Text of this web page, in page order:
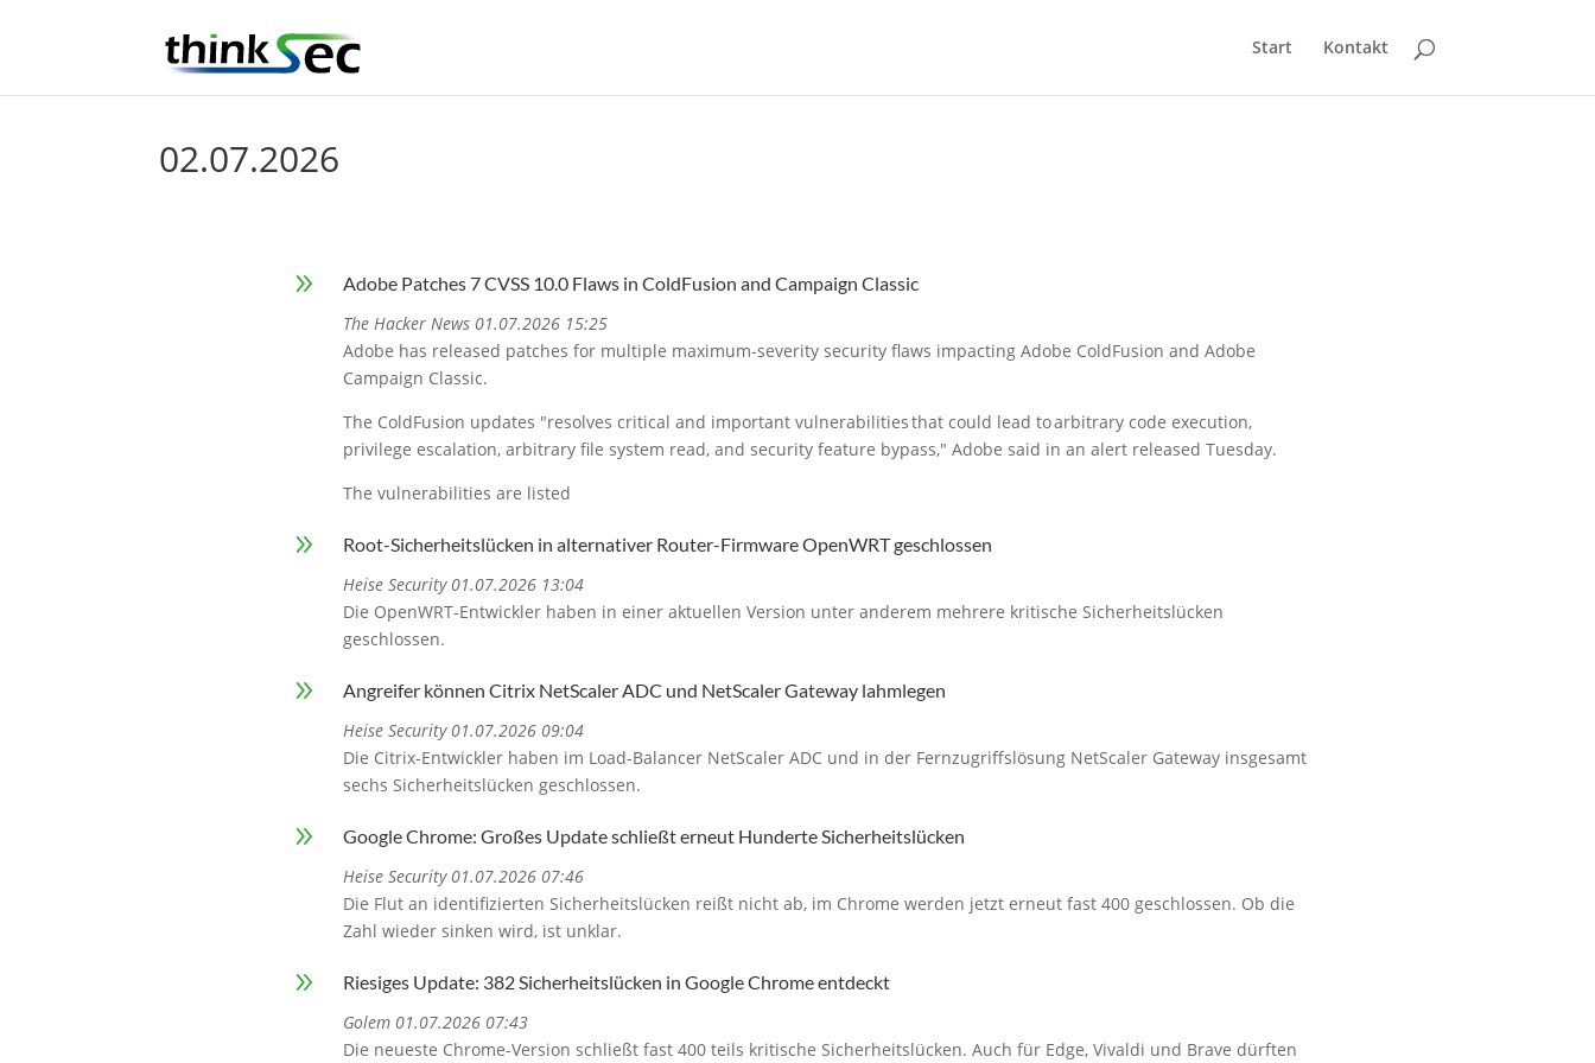
Start Kontakt
02.07.2026
9
Adobe Patches 7 CVSS 10.0 Flaws in ColdFusion and Campaign Classic
The Hacker News 01.07.2026 15:25
Adobe has released patches for multiple maximum-severity security flaws impacting Adobe ColdFusion and Adobe
Campaign Classic.
The ColdFusion updates "resolves critical and important vulnerabilities that could lead to arbitrary code execution,
privilege escalation, arbitrary file system read, and security feature bypass," Adobe said in an alert released Tuesday.
The vulnerabilities are listed
9
Root-Sicherheitslücken in alternativer Router-Firmware OpenWRT geschlossen
Heise Security 01.07.2026 13:04
Die OpenWRT-Entwickler haben in einer aktuellen Version unter anderem mehrere kritische Sicherheitslücken
geschlossen.
9
Angreifer können Citrix NetScaler ADC und NetScaler Gateway lahmlegen
Heise Security 01.07.2026 09:04
Die Citrix-Entwickler haben im Load-Balancer NetScaler ADC und in der Fernzugriffslösung NetScaler Gateway insgesamt
sechs Sicherheitslücken geschlossen.
9
Google Chrome: Großes Update schließt erneut Hunderte Sicherheitslücken
Heise Security 01.07.2026 07:46
Die Flut an identifizierten Sicherheitslücken reißt nicht ab, im Chrome werden jetzt erneut fast 400 geschlossen. Ob die
Zahl wieder sinken wird, ist unklar.
9
Riesiges Update: 382 Sicherheitslücken in Google Chrome entdeckt
Golem 01.07.2026 07:43
Die neueste Chrome-Version schließt fast 400 teils kritische Sicherheitslücken. Auch für Edge, Vivaldi und Brave dürften